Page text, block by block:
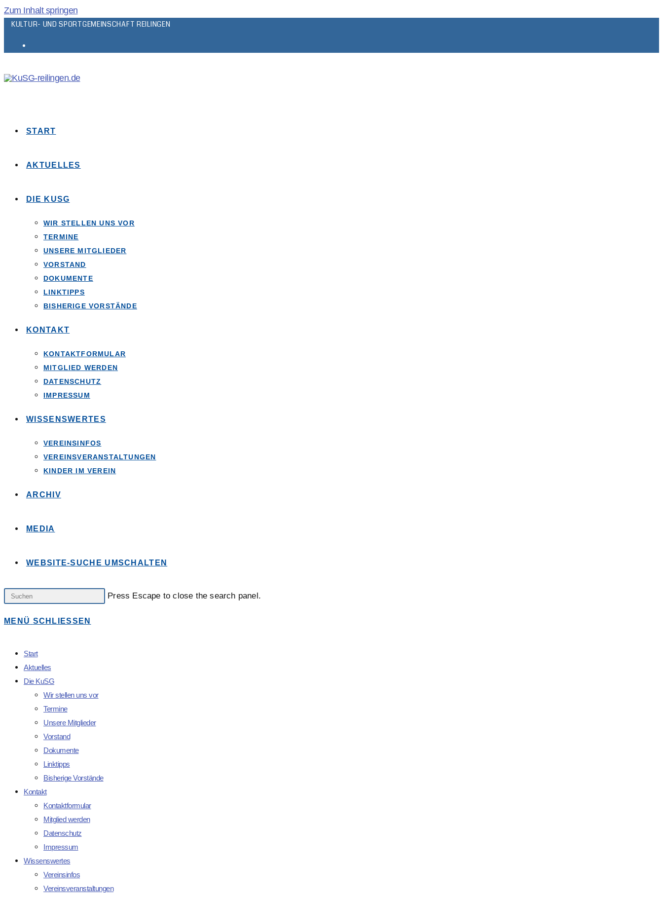
Zum Inhalt springen
KULTUR- UND SPORTGEMEINSCHAFT REILINGEN
START
AKTUELLES
DIE KUSG
WIR STELLEN UNS VOR
TERMINE
UNSERE MITGLIEDER
VORSTAND
DOKUMENTE
LINKTIPPS
BISHERIGE VORSTÄNDE
KONTAKT
KONTAKTFORMULAR
MITGLIED WERDEN
DATENSCHUTZ
IMPRESSUM
WISSENSWERTES
VEREINSINFOS
VEREINSVERANSTALTUNGEN
KINDER IM VEREIN
ARCHIV
MEDIA
WEBSITE-SUCHE UMSCHALTEN
Press Escape to close the search panel.
MENÜ SCHLIESSEN
Start
Aktuelles
Die KuSG
Wir stellen uns vor
Termine
Unsere Mitglieder
Vorstand
Dokumente
Linktipps
Bisherige Vorstände
Kontakt
Kontaktformular
Mitglied werden
Datenschutz
Impressum
Wissenswertes
Vereinsinfos
Vereinsveranstaltungen